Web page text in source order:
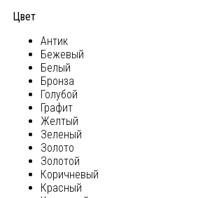
Цвет
Антик
Бежевый
Белый
Бронза
Голубой
Графит
Желтый
Зеленый
Золото
Золотой
Коричневый
Красный